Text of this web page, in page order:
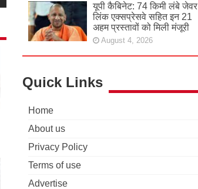
यूपी कैबिनेट: 74 किमी लंबे जेवर
लिंक एक्सप्रेसवे सहित इन 21
अहम प्रस्तावों को मिली मंजूरी
August 4, 2026
Quick Links
Home
About us
Privacy Policy
Terms of use
Advertise